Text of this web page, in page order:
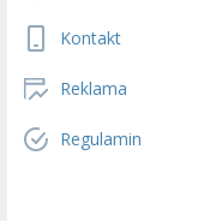
Kontakt
Reklama
Regulamin